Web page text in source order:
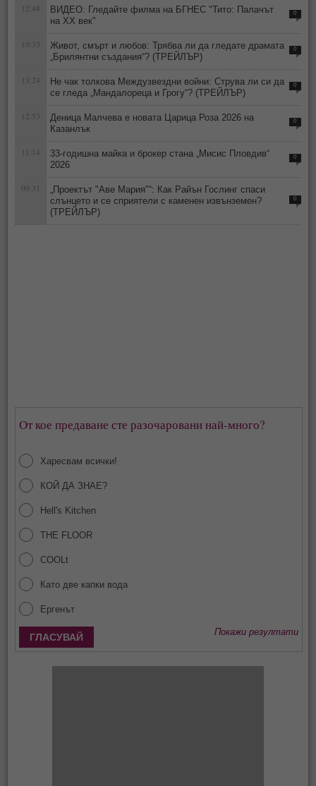
12:48
ВИДЕО: Гледайте филма на БГНЕС "Тито: Палачът
на ХХ век"
0
10:33
Живот, смърт и любов: Трябва ли да гледате драмата
„Брилянтни създания“? (ТРЕЙЛЪР)
0
13:24
Не чак толкова Междузвездни войни: Струва ли си да
се гледа „Мандалореца и Грогу“? (ТРЕЙЛЪР)
0
12:53
Деница Малчева е новата Царица Роза 2026 на
Казанлък
0
11:14
33-годишна майка и брокер стана „Мисис Пловдив“
2026
0
09:31
„Проектът "Аве Мария"“: Как Райън Гослинг спаси
слънцето и се сприятели с каменен извънземен?
(ТРЕЙЛЪР)
0
От кое предаване сте разочаровани най-много?
Харесвам всички!
КОЙ ДА ЗНАЕ?
Hell's Kitchen
THE FLOOR
COOLt
Като две капки вода
Ергенът
Покажи резултати